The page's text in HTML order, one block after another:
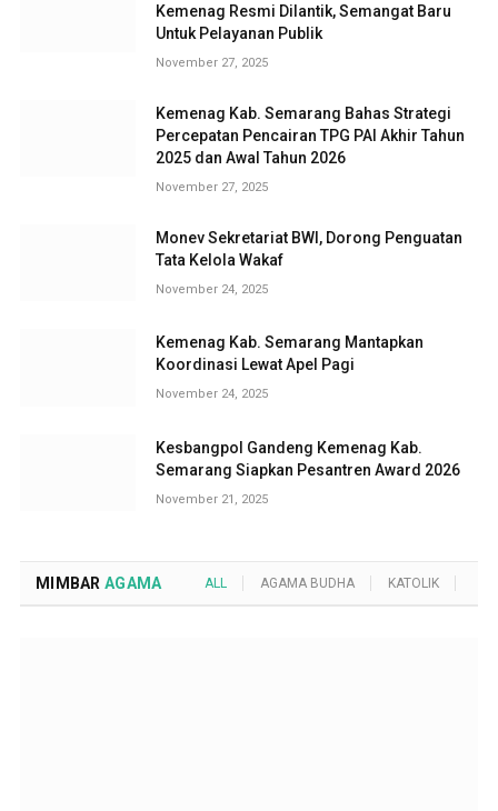
Kemenag Resmi Dilantik, Semangat Baru
Untuk Pelayanan Publik
November 27, 2025
Kemenag Kab. Semarang Bahas Strategi
Percepatan Pencairan TPG PAI Akhir Tahun
2025 dan Awal Tahun 2026
November 27, 2025
Monev Sekretariat BWI, Dorong Penguatan
Tata Kelola Wakaf
November 24, 2025
Kemenag Kab. Semarang Mantapkan
Koordinasi Lewat Apel Pagi
November 24, 2025
Kesbangpol Gandeng Kemenag Kab.
Semarang Siapkan Pesantren Award 2026
November 21, 2025
MIMBAR AGAMA ALL AGAMA BUDHA KATOLIK